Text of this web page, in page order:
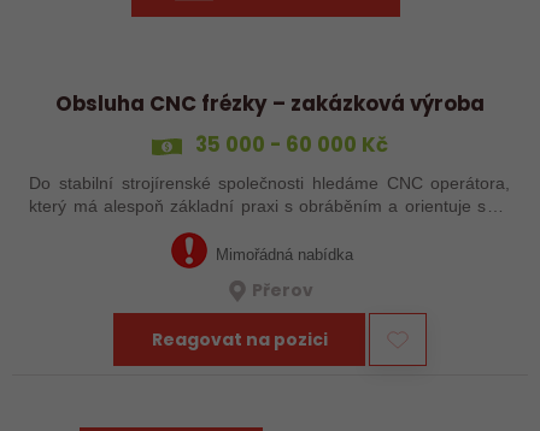
Obsluha CNC frézky – zakázková výroba
35 000 - 60 000 Kč
Do stabilní strojírenské společnosti hledáme CNC operátora,
který má alespoň základní praxi s obráběním a orientuje se v
technické dokumentaci. Nemusíte mít za sebou roky
zkušeností – důležité je, že…Mimořádná nabídka
Přerov
Reagovat na pozici